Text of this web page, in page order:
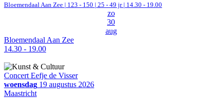
Bloemendaal Aan Zee | 123 - 150 | 25 - 49 jr | 14.30 - 19.00
zo
30
aug
Bloemendaal Aan Zee
14.30 - 19.00
Concert Eefje de Visser
woensdag 19 augustus 2026
Maastricht